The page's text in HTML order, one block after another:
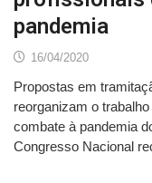
pandemia
16/04/2020
Propostas em
reorganizam o
combate à pandemia
Congresso Nacional